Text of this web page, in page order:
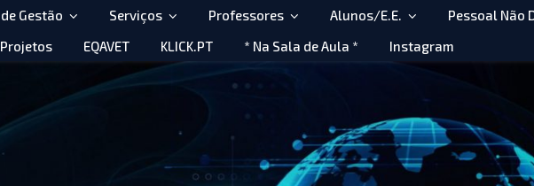
Gestão Serviços Professores Alunos/E.E. Pessoal Não
Projetos
EQAVET KLICK.PT * Na Sala de Aula * Instagram